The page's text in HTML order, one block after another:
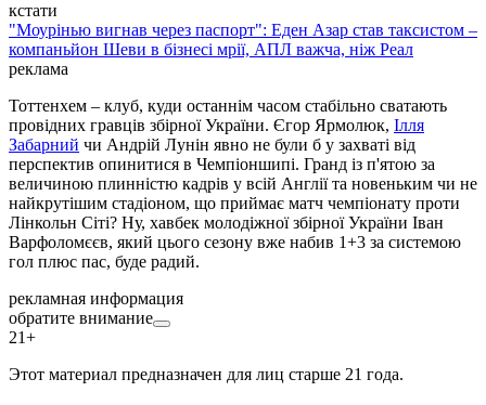
кстати
"Моурінью вигнав через паспорт": Еден Азар став таксистом –
компаньйон Шеви в бізнесі мрії, АПЛ важча, ніж Реал
реклама
Тоттенхем – клуб, куди останнім часом стабільно сватають
провідних гравців збірної України. Єгор Ярмолюк, Ілля
Забарний чи Андрій Лунін явно не були б у захваті від
перспектив опинитися в Чемпіоншипі. Гранд із п'ятою за
величиною плинністю кадрів у всій Англії та новеньким чи не
найкрутішим стадіоном, що приймає матч чемпіонату проти
Лінкольн Сіті? Ну, хавбек молодіжної збірної України Іван
Варфоломєєв, який цього сезону вже набив 1+3 за системою
гол плюс пас, буде радий.
рекламная информация
обратите внимание
21+
Этот материал предназначен для лиц старше 21 года.